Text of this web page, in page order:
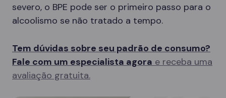
severo, o BPE pode ser o primeiro passo para o
alcoolismo se não tratado a tempo.
Tem dúvidas sobre seu padrão de consumo?
Fale com um especialista agora e receba uma
avaliação gratuita.